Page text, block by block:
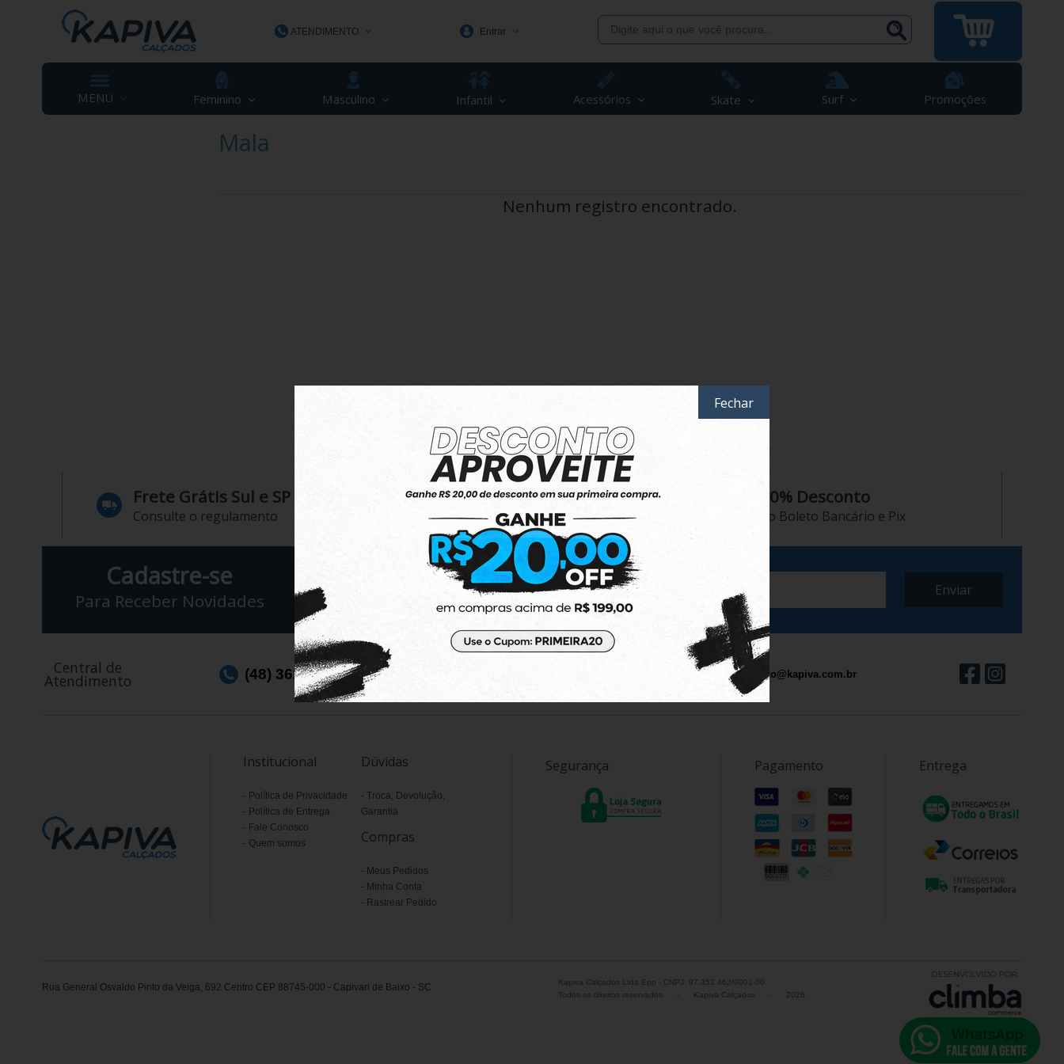
ATENDIMENTO
(48) 3623-1991
Entrar
MENU Feminino Masculino Infantil Acessórios Skate Surf Promoções
Mala
Nenhum registro encontrado.
Frete Grátis Sul e SP
Consulte o regulamento
6x Sem Juros
no Cartão de Crédito
10% Desconto
no Boleto Bancário e Pix
Cadastre-se
Para Receber Novidades
Central de
Atendimento (48) 3623-1991 contato@kapiva.com.br
Institucional
Política de Privacidade
Política de Entrega
Fale Conosco
Quem somos
Dúvidas
Troca, Devolução,
Garantia
Compras
Meus Pedidos
Minha Conta
Rastrear Pedido
Segurança Pagamento Entrega
Rua General Osvaldo Pinto da Veiga, 692 Centro CEP 88745-000 - Capivari de Baixo - SC
Kapiva Calçados Ltda Epp - CNPJ: 97.352.462/0001-00
Todos os direitos reservados
- Kapiva Calçados - 2026
Fechar